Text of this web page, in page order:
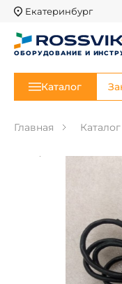
Екатеринбург
ОБОРУДОВАНИЕ И
Каталог
Главная Каталог